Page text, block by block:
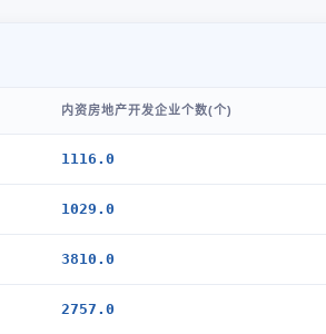
内资房地产开发企业个数(个)
1116.0
1029.0
3810.0
2757.0